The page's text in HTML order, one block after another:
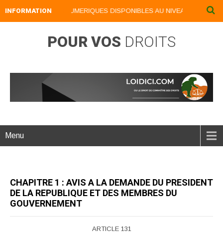
INFORMATION
NOS LIVRES NUMERIQUES DISPONIBLES AU NIVEAU DU
POUR VOS DROITS
Menu
CHAPITRE 1 : AVIS A LA DEMANDE DU PRESIDENT
DE LA REPUBLIQUE ET DES MEMBRES DU
GOUVERNEMENT
ARTICLE 131